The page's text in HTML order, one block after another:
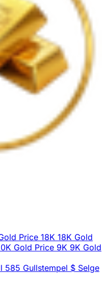
Price 18K 18K Gold
Gold Price 9K 9K Gold
585 Gullstempel $ Selge